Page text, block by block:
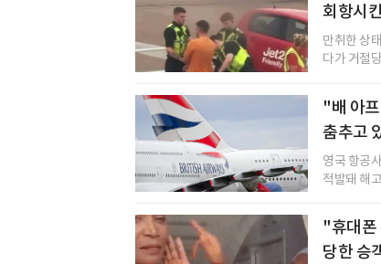
회항시
만취한 상
다가 거절
"배 아
춤추고
영국 항공
적발돼 해
"휴대폰
당한 승